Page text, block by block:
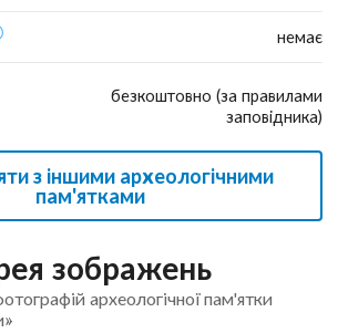
немає
безкоштовно (за правилами
заповідника)
з іншими археологічними
пам'ятками
зображень
археологічної пам'ятки